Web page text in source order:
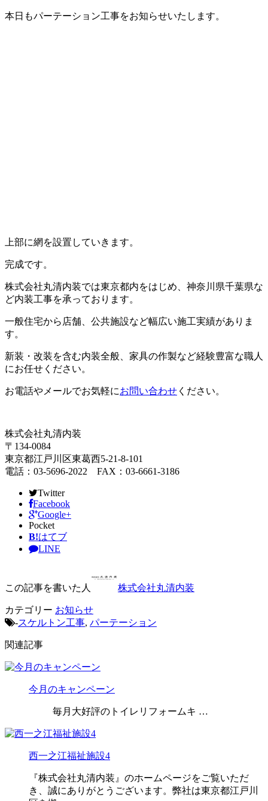
本日もパーテーション工事をお知らせいたします。
上部に網を設置していきます。
完成です。
株式会社丸清内装では東京都内をはじめ、神奈川県千葉県な
ど内装工事を承っております。
一般住宅から店舗、公共施設など幅広い施工実績がありま
す。
新装・改装を含む内装全般、家具の作製など経験豊富な職人
にお任せください。
お電話やメールでお気軽にお問い合わせ ください。
株式会社丸清内装
〒134-0084
東京都江戸川区東葛西5-21-8-101
電話：03-5696-2022 FAX：03-6661-3186
Twitter
Facebook
Google+
Pocket
B!はてブ
LINE
この記事を書いた人 株式会社丸清内装
カテゴリー お知らせ
-スケルトン工事, パーテーション
関連記事
今月のキャンペーン
毎月大好評のトイレリフォームキ …
西一之江福祉施設4
『株式会社丸清内装』のホームページをご覧いただ
き、誠にありがとうございます。弊社は東京都江戸川